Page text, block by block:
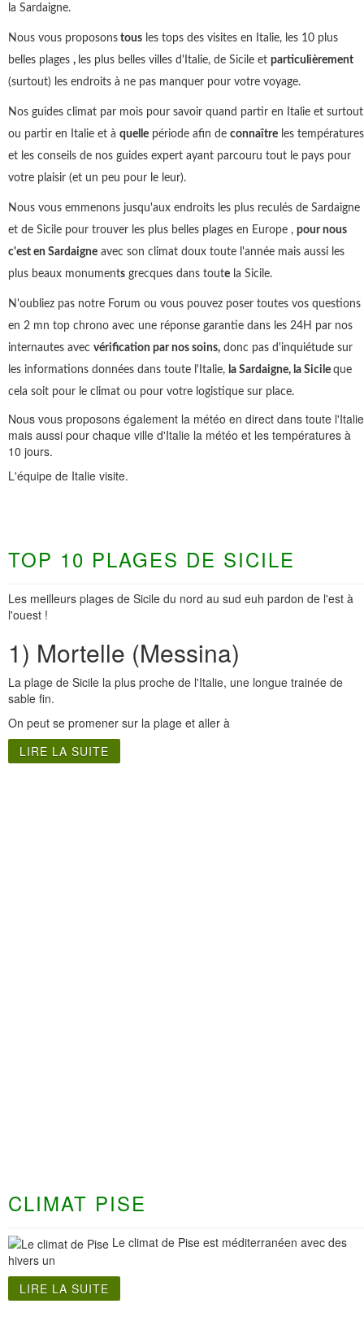
la Sardaigne.
Nous vous proposons tous les tops des visites en Italie, les 10 plus
belles plages , les plus belles villes d'Italie, de Sicile et particulièrement
(surtout) les endroits à ne pas manquer pour votre voyage.
Nos guides climat par mois pour savoir quand partir en Italie et surtout
ou partir en Italie et à quelle période afin de connaître les températures
et les conseils de nos guides expert ayant parcouru tout le pays pour
votre plaisir (et un peu pour le leur).
Nous vous emmenons jusqu'aux endroits les plus reculés de Sardaigne
et de Sicile pour trouver les plus belles plages en Europe , pour nous
c'est en Sardaigne avec son climat doux toute l'année mais aussi les
plus beaux monuments grecques dans toute la Sicile.
N'oubliez pas notre Forum ou vous pouvez poser toutes vos questions
en 2 mn top chrono avec une réponse garantie dans les 24H par nos
internautes avec vérification par nos soins, donc pas d'inquiétude sur
les informations données dans toute l'Italie, la Sardaigne, la Sicile que
cela soit pour le climat ou pour votre logistique sur place.
Nous vous proposons également la météo en direct dans toute l'Italie
mais aussi pour chaque ville d'Italie la météo et les températures à
10 jours.
L'équipe de Italie visite.
TOP 10 PLAGES DE SICILE
Les meilleurs plages de Sicile du nord au sud euh pardon de l'est à
l'ouest !
1) Mortelle (Messina)
La plage de Sicile la plus proche de l'Italie, une longue trainée de
sable fin.
On peut se promener sur la plage et aller à
LIRE LA SUITE
CLIMAT PISE
Le climat de Pise est méditerranéen avec des
hivers un
LIRE LA SUITE